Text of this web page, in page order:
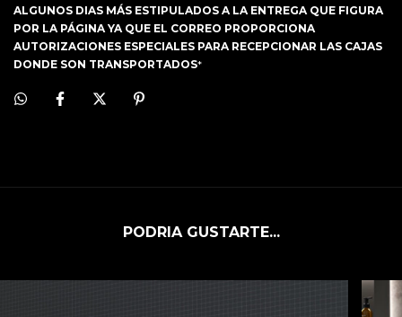
ALGUNOS DIAS MÁS ESTIPULADOS A LA ENTREGA QUE FIGURA
POR LA PÁGINA YA QUE EL CORREO PROPORCIONA
AUTORIZACIONES ESPECIALES PARA RECEPCIONAR LAS CAJAS
DONDE SON TRANSPORTADOS*
PODRIA GUSTARTE...